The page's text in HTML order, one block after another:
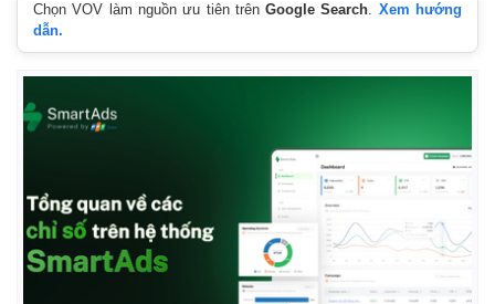
Chọn VOV làm nguồn ưu tiên trênGoogle Search. Xem hướng
dẫn.